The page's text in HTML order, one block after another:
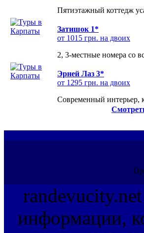
Пятиэтажный коттедж
Затишок 1*
от 1015 грн. на двоих
2, 3-местные номера со
Эрней Лаз 3*
от 1295 грн. на двоих
Современный интерьер,
randevucity.net
информации,